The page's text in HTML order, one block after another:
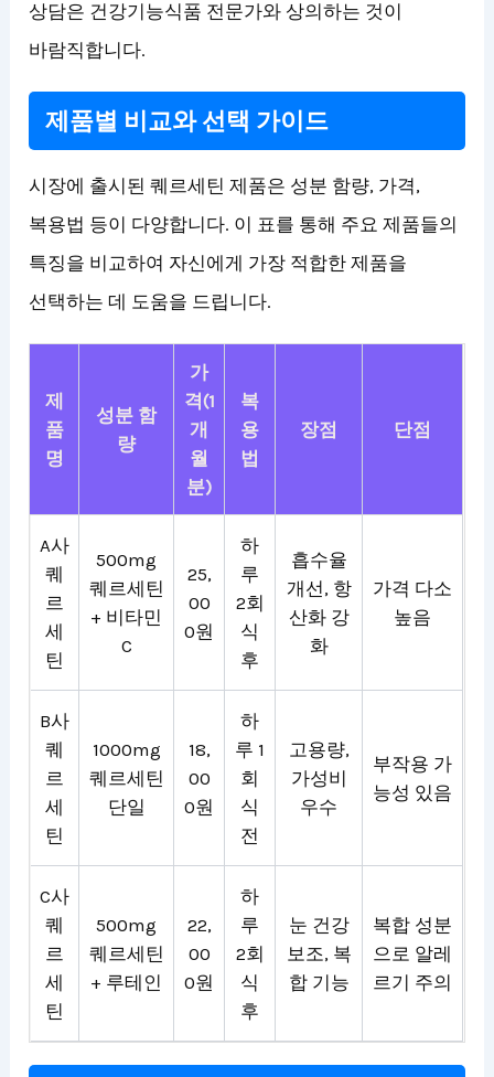
상담은 건강기능식품 전문가와 상의하는 것이
바람직합니다.
제품별 비교와 선택 가이드
시장에 출시된 퀘르세틴 제품은 성분 함량, 가격,
복용법 등이 다양합니다. 이 표를 통해 주요 제품들의
특징을 비교하여 자신에게 가장 적합한 제품을
선택하는 데 도움을 드립니다.
제
품
명
성분 함
량
가
격(1
개
월
분)
복
용
법
장점 단점
A사
퀘
르
세
틴
500mg
퀘르세틴
+ 비타민
C
25,
00
0원
하
루
2회
식
후
흡수율
개선, 항
산화 강
화
가격 다소
높음
B사
퀘
르
세
틴
1000mg
퀘르세틴
단일
18,
00
0원
하
루 1
회
식
전
고용량,
가성비
우수
부작용 가
능성 있음
C사
퀘
르
세
틴
500mg
퀘르세틴
+ 루테인
22,
00
0원
하
루
2회
식
후
눈 건강
보조, 복
합 기능
복합 성분
으로 알레
르기 주의